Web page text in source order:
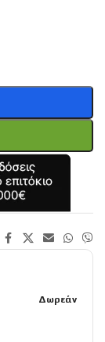
Δωρεάν